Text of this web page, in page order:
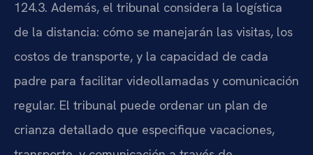
124.3. Además, el tribunal considera la logística
de la distancia: cómo se manejarán las visitas, los
costos de transporte, y la capacidad de cada
padre para facilitar videollamadas y comunicación
regular. El tribunal puede ordenar un plan de
crianza detallado que especifique vacaciones,